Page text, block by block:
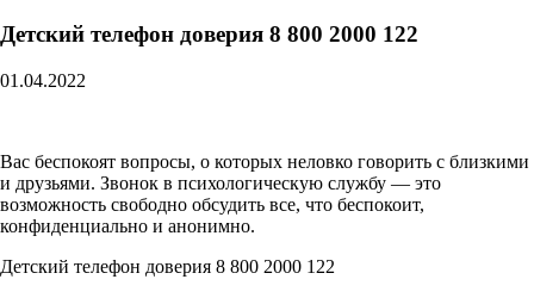
Детский телефон доверия 8 800 2000 122
01.04.2022
Вас беспокоят вопросы, о которых неловко говорить с близкими
и друзьями. Звонок в психологическую службу — это
возможность свободно обсудить все, что беспокоит,
конфиденциально и анонимно.
Детский телефон доверия 8 800 2000 122